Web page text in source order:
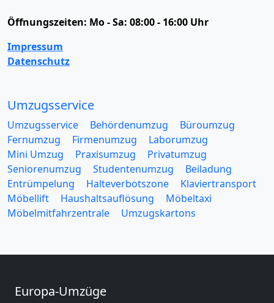
Öffnungszeiten: Mo - Sa: 08:00 - 16:00 Uhr
Impressum
Datenschutz
Umzugsservice
Umzugsservice Behördenumzug
Büroumzug
Fernumzug
Firmenumzug
Laborumzug
Mini Umzug
Praxisumzug
Privatumzug
Seniorenumzug
Studentenumzug
Beiladung
Entrümpelung
Halteverbotszone
Klaviertransport
Möbellift
Haushaltsauflösung
Möbeltaxi
Möbelmitfahrzentrale
Umzugskartons
Europa-Umzüge